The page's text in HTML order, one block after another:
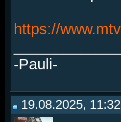
https://
-Pauli-
19.08.2025, 11:32